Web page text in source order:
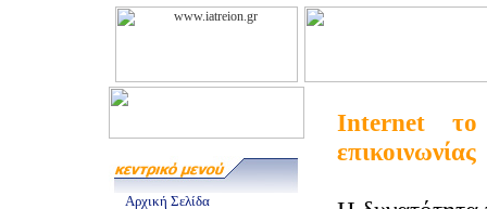
Αρχική Σελίδα
Internet το
επικοινωνίας